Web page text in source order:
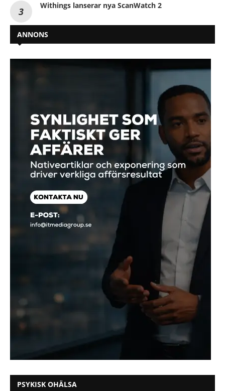
Withings lanserar nya ScanWatch 2
ANNONS
PSYKISK OHÄLSA